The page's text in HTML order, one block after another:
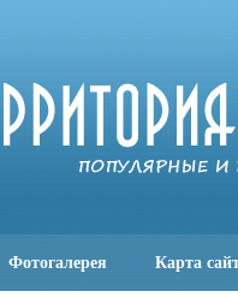
Фотогалерея Карта